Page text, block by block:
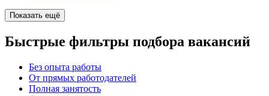
Показать ещё
Быстрые фильтры подбора вакансий
Без опыта работы
От прямых работодателей
Полная занятость